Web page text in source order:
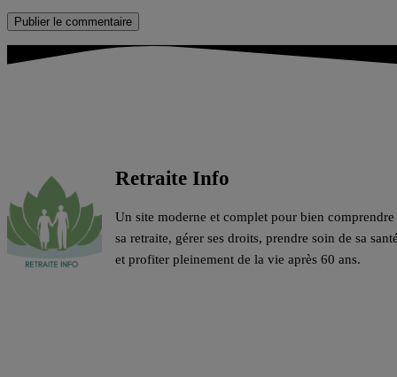
Retraite Info
Un site moderne et complet pour bien comprendre
sa retraite, gérer ses droits, prendre soin de sa
et profiter pleinement de la vie après 60 ans.